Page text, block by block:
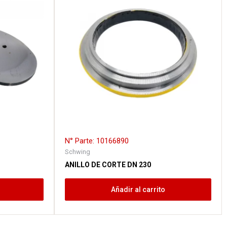
N° Parte: 10166890
Schwing
ANILLO DE CORTE DN 230
Añadir al carrito